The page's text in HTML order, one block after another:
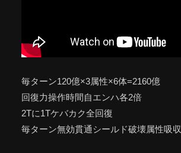
毎ターン120億×3属性×6体=2160億
回復力操作時間自エンハ各2倍
2Tに1Tケバカク全回復
毎ターン無効貫通シールド破壊属性吸収